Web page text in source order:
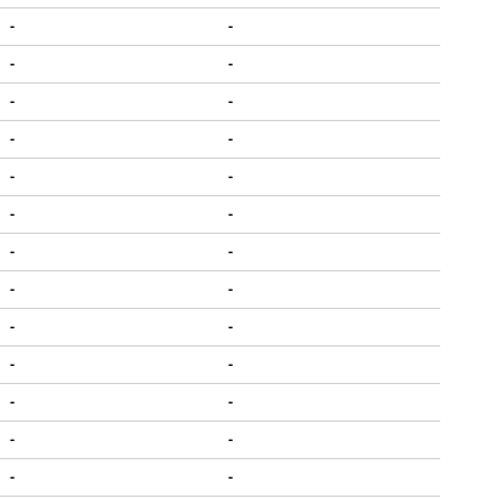
-
-
-
-
-
-
-
-
-
-
-
-
-
-
-
-
-
-
-
-
-
-
-
-
-
-